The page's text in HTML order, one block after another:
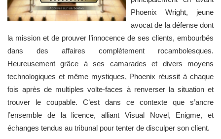
Phoenix Wright, jeune
avocat de la défense dont
la mission et de prouver l’innocence de ses clients, embourbés
dans des affaires complètement rocambolesques.
Heureusement grâce à ses camarades et divers moyens
technologiques et même mystiques, Phoenix réussit à chaque
fois après de multiples volte-faces à renverser la situation et
trouver le coupable. C’est dans ce contexte que s’ancre
l’ensemble de la licence, alliant Visual Novel, Enigme, et
échanges tendus au tribunal pour tenter de disculper son client.